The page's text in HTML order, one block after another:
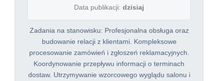
Data publikacji: dzisiaj
Zadania na stanowisku: Profesjonalna obsługa oraz
budowanie relacji z klientami. Kompleksowe
procesowanie zamówień i zgłoszeń reklamacyjnych.
Koordynowanie przepływu informacji o terminach
dostaw. Utrzymywanie wzorcowego wyglądu salonu i